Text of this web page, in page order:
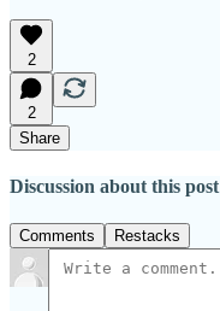
2
2
Share
Discussion about this post
Comments Restacks